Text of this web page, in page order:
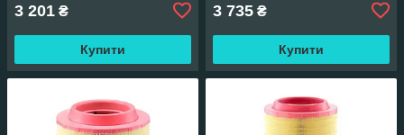
3 201 ₴
Купити
3 735 ₴
Купити